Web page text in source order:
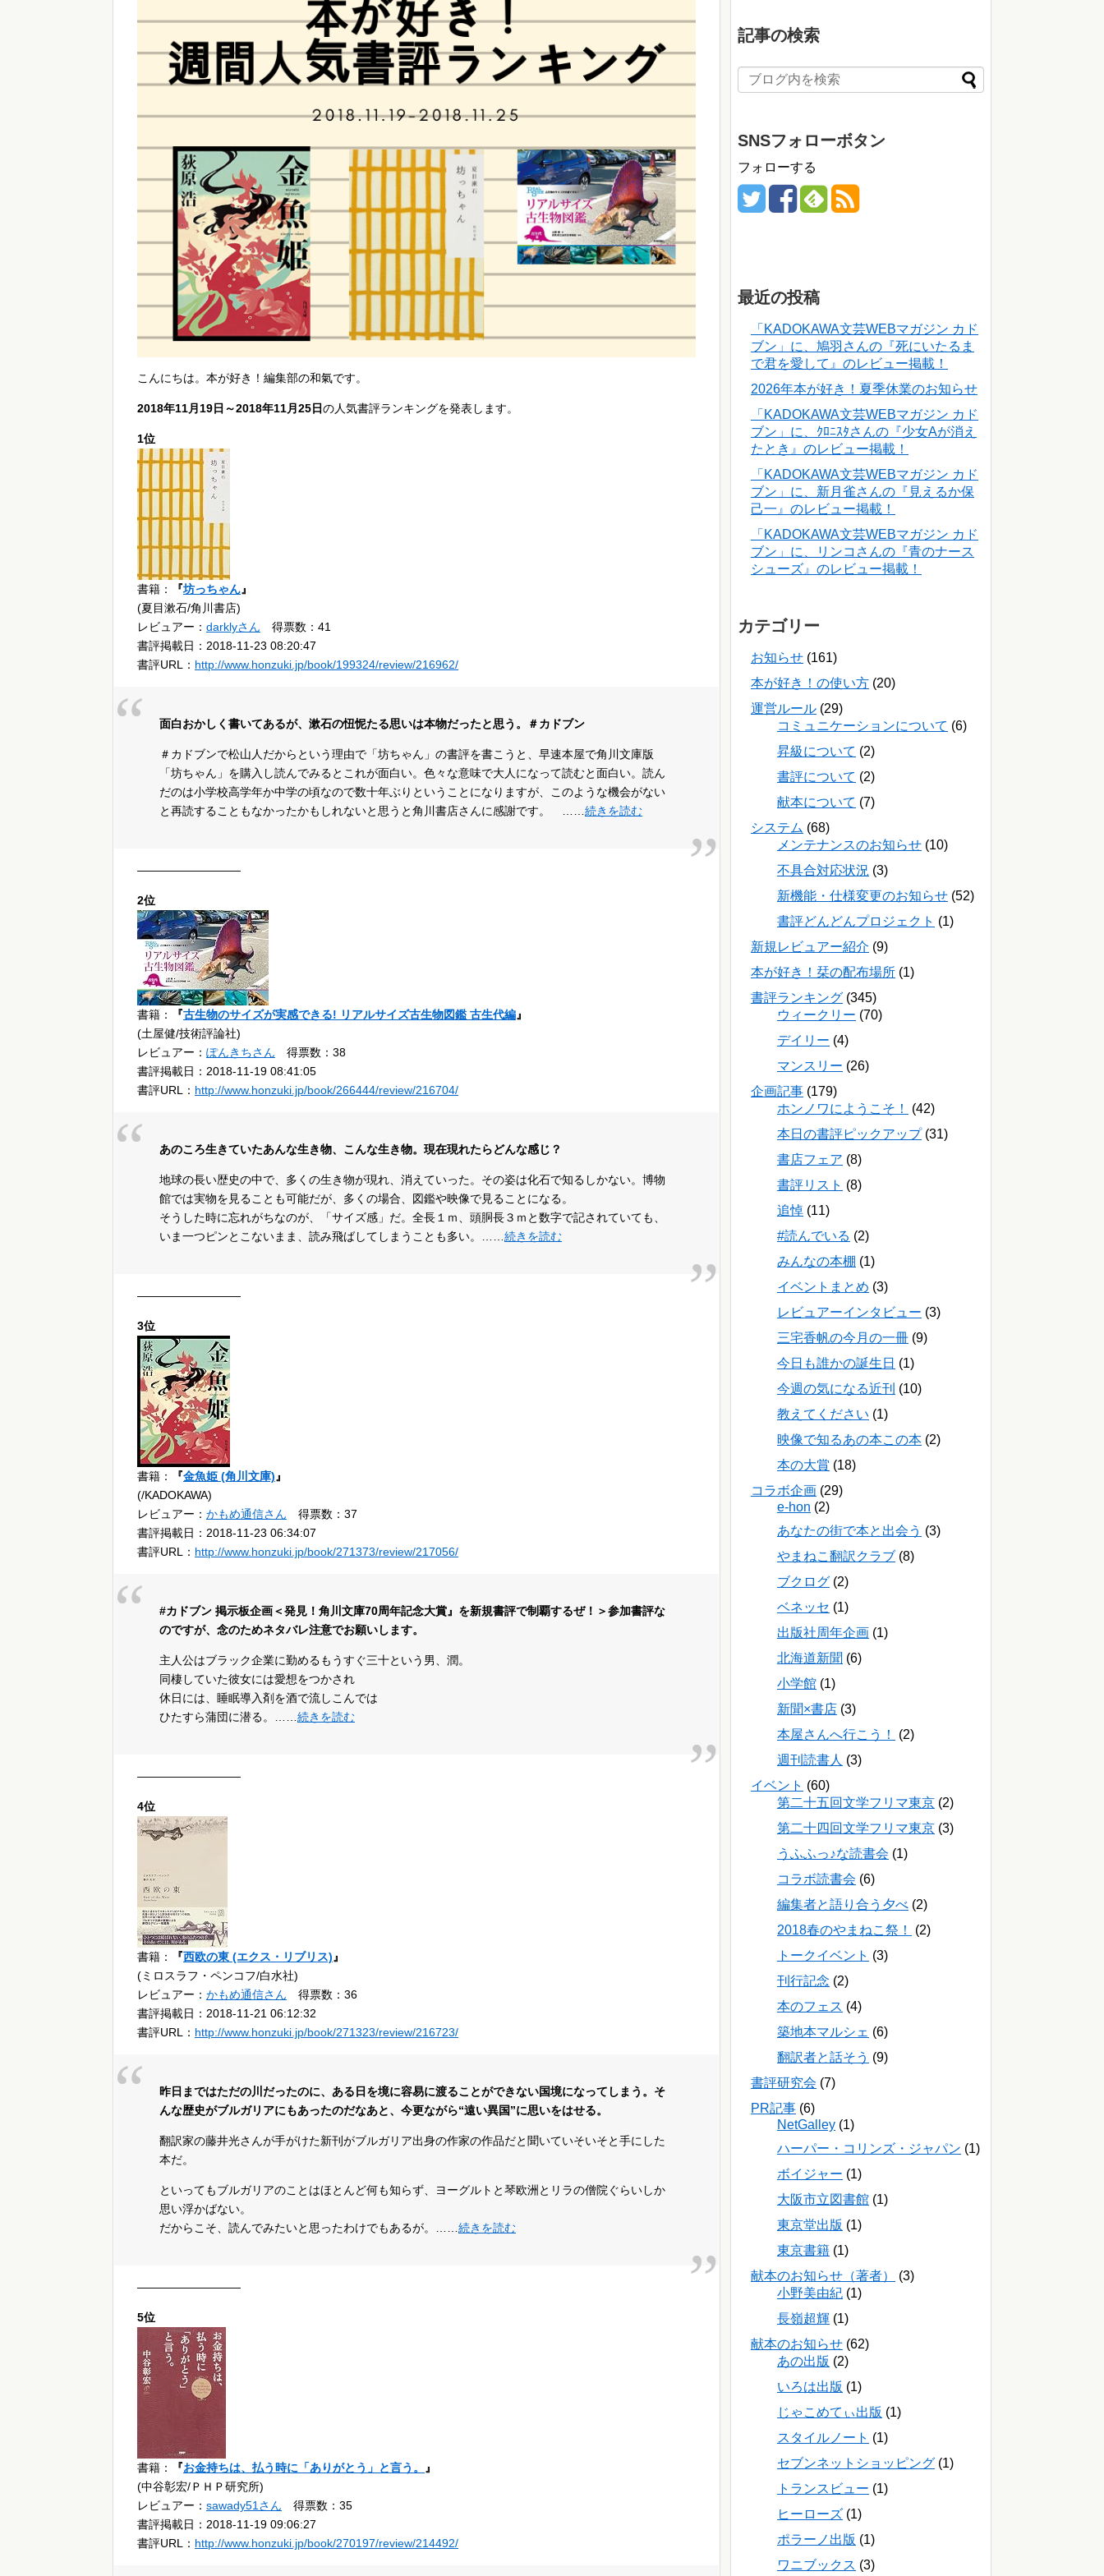
こんにちは。本が好き！編集部の和氣です。
2018年11月19日～2018年11月25日の人気書評ランキングを発表します。
1位
書籍： 『坊っちゃん』
(夏目漱石/角川書店)
レビュアー： darklyさん 得票数：41
書評掲載日：2018-11-23 08:20:47
書評URL： http://www.honzuki.jp/book/199324/review/216962/
面白おかしく書いてあるが、漱石の忸怩たる思いは本物だったと思う。＃カドブン
＃カドブンで松山人だからという理由で「坊ちゃん」の書評を書こうと、早速本屋で角川文庫版
「坊ちゃん」を購入し読んでみるとこれが面白い。色々な意味で大人になって読むと面白い。読ん
だのは小学校高学年か中学の頃なので数十年ぶりということになりますが、このような機会がない
と再読することもなかったかもしれないと思うと角川書店さんに感謝です。 ……続きを読む
—————————
2位
書籍： 『古生物のサイズが実感できる! リアルサイズ古生物図鑑 古生代編』
(土屋健/技術評論社)
レビュアー： ぽんきちさん 得票数：38
書評掲載日：2018-11-19 08:41:05
書評URL： http://www.honzuki.jp/book/266444/review/216704/
あのころ生きていたあんな生き物、こんな生き物。現在現れたらどんな感じ？
地球の長い歴史の中で、多くの生き物が現れ、消えていった。その姿は化石で知るしかない。博物
館では実物を見ることも可能だが、多くの場合、図鑑や映像で見ることになる。
そうした時に忘れがちなのが、「サイズ感」だ。全長１ｍ、頭胴長３ｍと数字で記されていても、
いま一つピンとこないまま、読み飛ばしてしまうことも多い。……続きを読む
—————————
3位
書籍： 『金魚姫 (角川文庫)』
(/KADOKAWA)
レビュアー： かもめ通信さん 得票数：37
書評掲載日：2018-11-23 06:34:07
書評URL： http://www.honzuki.jp/book/271373/review/217056/
#カドブン 掲示板企画＜発見！角川文庫70周年記念大賞』を新規書評で制覇するぜ！＞参加書評な
のですが、念のためネタバレ注意でお願いします。
主人公はブラック企業に勤めるもうすぐ三十という男、潤。
同棲していた彼女には愛想をつかされ
休日には、睡眠導入剤を酒で流しこんでは
ひたすら蒲団に潜る。……続きを読む
—————————
4位
書籍： 『西欧の東 (エクス・リブリス)』
(ミロスラフ・ペンコフ/白水社)
レビュアー： かもめ通信さん 得票数：36
書評掲載日：2018-11-21 06:12:32
書評URL： http://www.honzuki.jp/book/271323/review/216723/
昨日まではただの川だったのに、ある日を境に容易に渡ることができない国境になってしまう。そ
んな歴史がブルガリアにもあったのだなあと、今更ながら“遠い異国”に思いをはせる。
翻訳家の藤井光さんが手がけた新刊がブルガリア出身の作家の作品だと聞いていそいそと手にした
本だ。
といってもブルガリアのことはほとんど何も知らず、ヨーグルトと琴欧洲とリラの僧院ぐらいしか
思い浮かばない。
だからこそ、読んでみたいと思ったわけでもあるが。……続きを読む
—————————
5位
書籍： 『お金持ちは、払う時に「ありがとう」と言う。 』
(中谷彰宏/ＰＨＰ研究所)
レビュアー： sawady51さん 得票数：35
書評掲載日：2018-11-19 09:06:27
書評URL： http://www.honzuki.jp/book/270197/review/214492/
記事の検索
SNSフォローボタン
フォローする
最近の投稿
「KADOKAWA文芸WEBマガジン カド
ブン」に、鳩羽さんの『死にいたるま
で君を愛して』のレビュー掲載！
2026年本が好き！夏季休業のお知らせ
「KADOKAWA文芸WEBマガジン カド
ブン」に、ｸﾛﾆｽﾀさんの『少女Aが消え
たとき』のレビュー掲載！
「KADOKAWA文芸WEBマガジン カド
ブン」に、新月雀さんの『見えるか保
己一』のレビュー掲載！
「KADOKAWA文芸WEBマガジン カド
ブン」に、リンコさんの『青のナース
シューズ』のレビュー掲載！
カテゴリー
お知らせ (161)
本が好き！の使い方 (20)
運営ルール (29)
コミュニケーションについて (6)
昇級について (2)
書評について (2)
献本について (7)
システム (68)
メンテナンスのお知らせ (10)
不具合対応状況 (3)
新機能・仕様変更のお知らせ (52)
書評どんどんプロジェクト (1)
新規レビュアー紹介 (9)
本が好き！栞の配布場所 (1)
書評ランキング (345)
ウィークリー (70)
デイリー (4)
マンスリー (26)
企画記事 (179)
ホンノワにようこそ！
(42)
本日の書評ピックアップ(31)
書店フェア (8)
書評リスト (8)
追悼 (11)
#読んでいる (2)
みんなの本棚 (1)
イベントまとめ (3)
レビュアーインタビュー (3)
三宅香帆の今月の一冊 (9)
今日も誰かの誕生日 (1)
今週の気になる近刊 (10)
教えてください (1)
映像で知るあの本この本 (2)
本の大賞 (18)
コラボ企画 (29)
e-hon (2)
あなたの街で本と出会う (3)
やまねこ翻訳クラブ (8)
ブクログ (2)
ベネッセ (1)
出版社周年企画 (1)
北海道新聞 (6)
小学館 (1)
新聞×書店 (3)
本屋さんへ行こう！
(2)
週刊読書人 (3)
イベント (60)
第二十五回文学フリマ東京 (2)
第二十四回文学フリマ東京 (3)
うふふっ♪な読書会 (1)
コラボ読書会 (6)
編集者と語り合う夕べ (2)
2018春のやまねこ祭！
(2)
トークイベント (3)
刊行記念 (2)
本のフェス (4)
築地本マルシェ (6)
翻訳者と話そう (9)
書評研究会 (7)
PR記事 (6)
NetGalley (1)
ハーパー・コリンズ・ジャパン (1)
ボイジャー (1)
大阪市立図書館 (1)
東京堂出版 (1)
東京書籍 (1)
献本のお知らせ（著者）
(3)
小野美由紀 (1)
長嶺超輝 (1)
献本のお知らせ (62)
あの出版 (2)
いろは出版 (1)
じゃこめてぃ出版 (1)
スタイルノート (1)
セブンネットショッピング (1)
トランスビュー (1)
ヒーローズ (1)
ポラーノ出版 (1)
ワニブックス (3)